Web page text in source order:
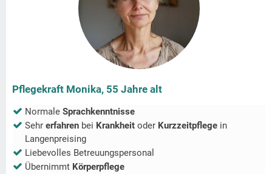
Pflegekraft Monika, 55 Jahre alt
Normale Sprachkenntnisse
Sehr erfahren bei Krankheit oder Kurzzeitpflege in
Langenpreising
Liebevolles Betreuungspersonal
Übernimmt Körperpflege